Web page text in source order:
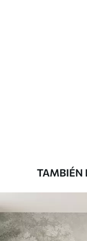
1990.001194.00$U
TAMBIÉN